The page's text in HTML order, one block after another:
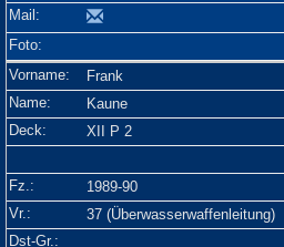
Frank
Kaune
XII P 2
1989-90
37 (Überwasserwaffenleitung)